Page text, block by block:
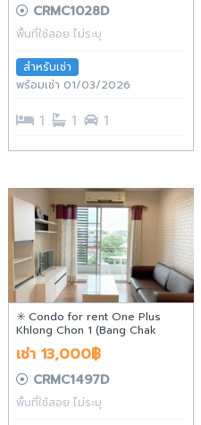
CRMC1028D
พื้นที่ใช้สอย ไม่ระบุ
สำหรับเช่า
พร้อมเช่า 01/03/2026
1 1 1
✳️ Condo for rent One Plus
Khlong Chon 1 (Bang Chak
pump station) 13,000฿/Month
เช่า 13,000฿
CRMC1497D
พื้นที่ใช้สอย ไม่ระบุ